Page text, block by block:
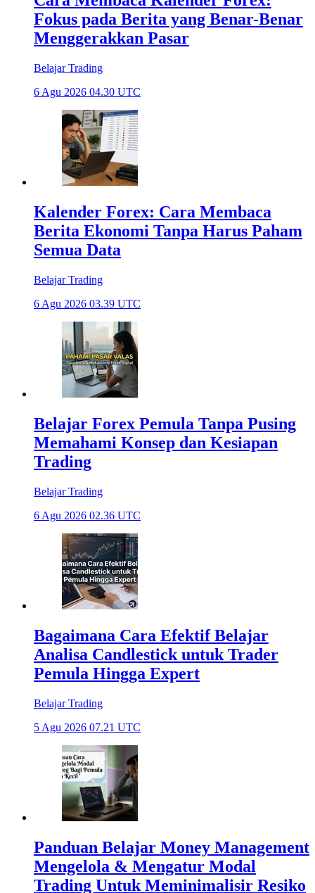
Fokus pada Berita yang Benar-Benar
Menggerakkan Pasar
Belajar Trading
6 Agu 2026 04.30 UTC
Kalender Forex: Cara Membaca
Berita Ekonomi Tanpa Harus Paham
Semua Data
Belajar Trading
6 Agu 2026 03.39 UTC
Belajar Forex Pemula Tanpa Pusing
Memahami Konsep dan Kesiapan
Trading
Belajar Trading
6 Agu 2026 02.36 UTC
Bagaimana Cara Efektif Belajar
Analisa Candlestick untuk Trader
Pemula Hingga Expert
Belajar Trading
5 Agu 2026 07.21 UTC
Panduan Belajar Money Management
Mengelola & Mengatur Modal
Trading Untuk Meminimalisir Resiko